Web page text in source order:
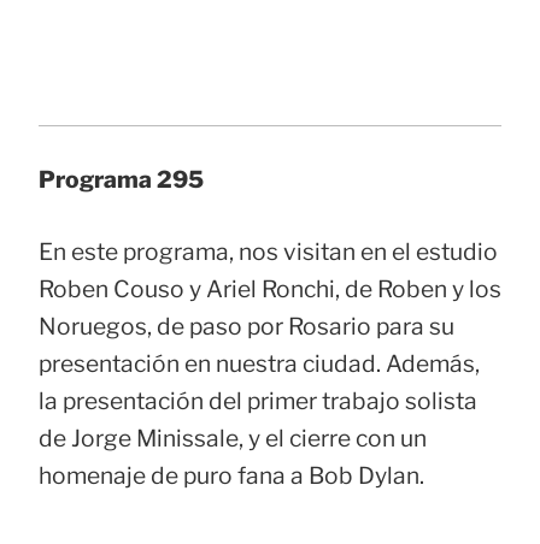
Programa 295
En este programa, nos visitan en el estudio
Roben Couso y Ariel Ronchi, de Roben y los
Noruegos, de paso por Rosario para su
presentación en nuestra ciudad. Además,
la presentación del primer trabajo solista
de Jorge Minissale, y el cierre con un
homenaje de puro fana a Bob Dylan.